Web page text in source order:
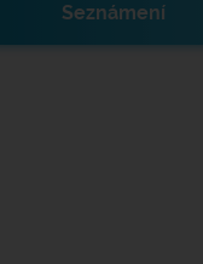
Seznámení